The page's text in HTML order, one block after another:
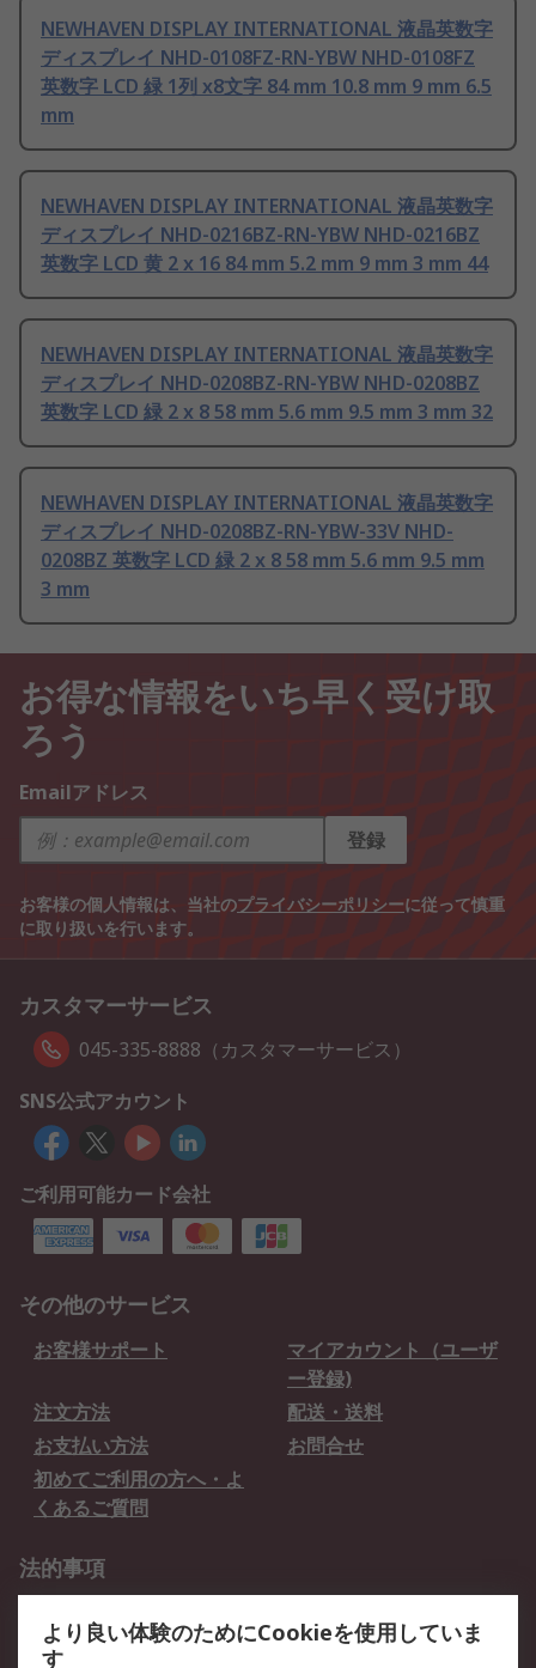
NEWHAVEN DISPLAY INTERNATIONAL 液晶英数字
ディスプレイ NHD-0108FZ-RN-YBW NHD-0108FZ
英数字 LCD 緑 1列 x8文字 84 mm 10.8 mm 9 mm 6.5
mm
NEWHAVEN DISPLAY INTERNATIONAL 液晶英数字
ディスプレイ NHD-0216BZ-RN-YBW NHD-0216BZ
英数字 LCD 黄 2 x 16 84 mm 5.2 mm 9 mm 3 mm 44
NEWHAVEN DISPLAY INTERNATIONAL 液晶英数字
ディスプレイ NHD-0208BZ-RN-YBW NHD-0208BZ
英数字 LCD 緑 2 x 8 58 mm 5.6 mm 9.5 mm 3 mm 32
NEWHAVEN DISPLAY INTERNATIONAL 液晶英数字
ディスプレイ NHD-0208BZ-RN-YBW-33V NHD-
0208BZ 英数字 LCD 緑 2 x 8 58 mm 5.6 mm 9.5 mm
3 mm
お得な情報をいち早く受け取
ろう
Emailアドレス
登録
お客様の個人情報は、当社のプライバシーポリシーに従って慎重
に取り扱いを行います。
カスタマーサービス
045-335-8888（カスタマーサービス）
SNS公式アカウント
ご利用可能カード会社
その他のサービス
お客様サポート
マイアカウント（ユーザ
ー登録)
注文方法
配送・送料
お支払い方法
お問合せ
初めてご利用の方へ・よ
くあるご質問
法的事項
クッキーポリシー
より良い体験のためにCookieを使用していま
す